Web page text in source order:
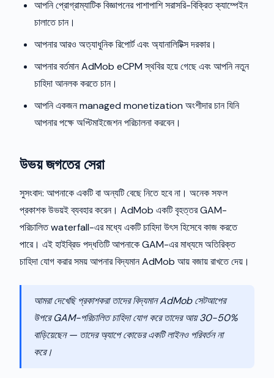
আপনি প্রোগ্রাম্যাটিক বিজ্ঞাপনের পাশাপাশি সরাসরি-বিক্রিত ক্যাম্পেইন
চালাতে চান।
আপনার আরও অত্যাধুনিক রিপোর্ট এবং অ্যানালিটিক্স দরকার।
আপনার বর্তমান AdMob eCPM স্থবির হয়ে গেছে এবং আপনি নতুন
চাহিদা আনলক করতে চান।
আপনি একজন managed monetization অংশীদার চান যিনি
আপনার পক্ষে অপ্টিমাইজেশন পরিচালনা করবেন।
উভয় জগতের সেরা
সুসংবাদ: আপনাকে একটি বা অন্যটি বেছে নিতে হবে না। অনেক সফল
প্রকাশক উভয়ই ব্যবহার করেন। AdMob একটি বৃহত্তর GAM-
পরিচালিত waterfall-এর মধ্যে একটি চাহিদা উৎস হিসেবে কাজ করতে
পারে। এই হাইব্রিড পদ্ধতিটি আপনাকে GAM-এর মাধ্যমে অতিরিক্ত
চাহিদা যোগ করার সময় আপনার বিদ্যমান AdMob আয় বজায় রাখতে দেয়।
আমরা দেখেছি প্রকাশকরা তাদের বিদ্যমান AdMob সেটআপের
উপরে GAM-পরিচালিত চাহিদা যোগ করে তাদের আয় 30-50%
বাড়িয়েছেন — তাদের অ্যাপে কোডের একটি লাইনও পরিবর্তন না
করে।